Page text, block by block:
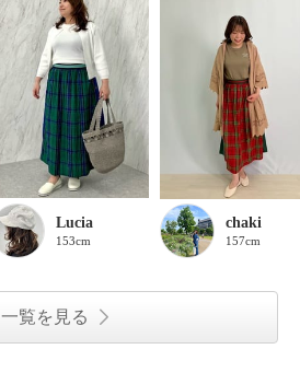
Lucia
153cm
chaki
157cm
一覧を見る